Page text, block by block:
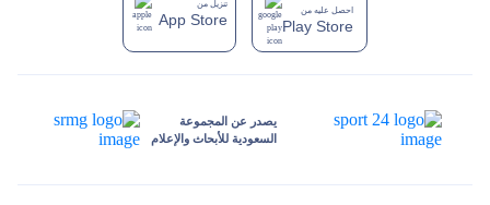
يصدر عن المجموعة
السعودية للأبحاث والإعلام
تنزيل من
App Store
احصل عليه من
Play Store